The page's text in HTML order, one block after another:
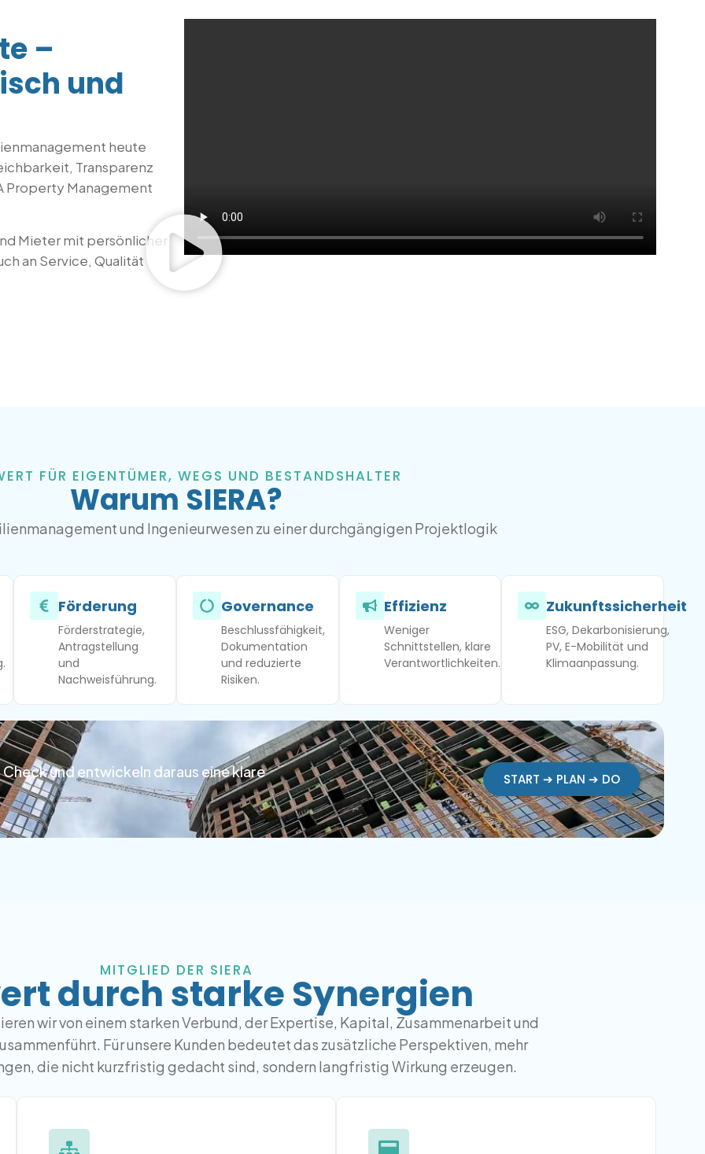
–
und
heute
Transparenz
Property Management
Mieter mit persönlicher
an Service, Qualität
FÜR EIGENTÜMER, WEGS UND BESTANDSHALTER
Warum SIERA?
und Ingenieurwesen zu einer durchgängigen Projektlogik
Förderung
Förderstrategie,
Antragstellung
und
Nachweisführung.
Governance
Beschlussfähigkeit,
Dokumentation
und reduzierte
Risiken.
Effizienz
Weniger
Schnittstellen, klare
Verantwortlichkeiten.
Zukunftssicherheit
ESG, Dekarbonisierung,
PV, E-Mobilität und
Klimaanpassung.
und entwickeln daraus eine klare START ➔ PLAN ➔ DO
MITGLIED DER SIERA
durch starke Synergien
wir von einem starken Verbund, der Expertise, Kapital, Zusammenarbeit und
Für unsere Kunden bedeutet das zusätzliche Perspektiven, mehr
die nicht kurzfristig gedacht sind, sondern langfristig Wirkung erzeugen.